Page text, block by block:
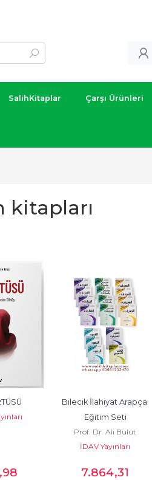
SalihKitaplar Çarşı Ürünleri
kitapları
,98
Bilecik İlahiyat Arapça
Eğitim Seti
Prof. Dr. Ali Bulut
İDAV Yayınları
7.864,31